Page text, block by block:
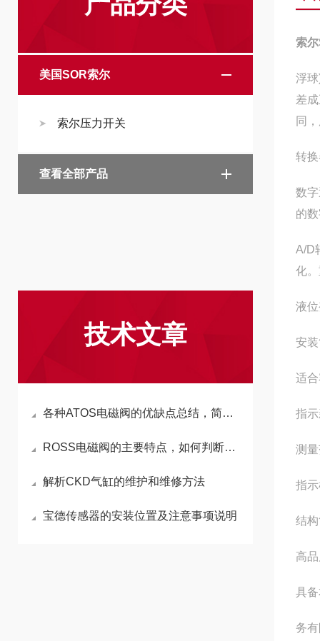
美国SOR索尔
索尔压力开关
查看全部产品
技术文章
各种ATOS电磁阀的优缺点总结，简明扼要！
ROSS电磁阀的主要特点，如何判断电磁阀的坏
解析CKD气缸的维护和维修方法
宝德传感器的安装位置及注意事项说明
索
浮
差
同
转
数
的
A/D
化
液
安
适
指
测
指
结
高
具
务